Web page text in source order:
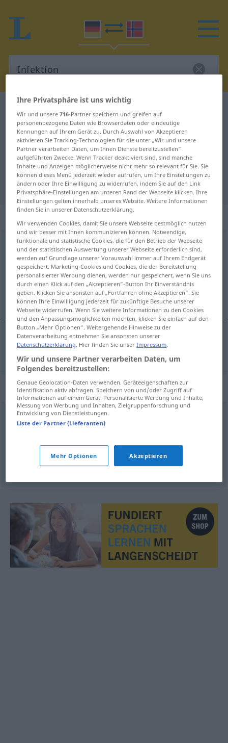
Deutsch-Norwegisch Übersetzung
für "Infektion"
"Infektion" Norwegisch
Übersetzung
: Femininum
Infektionf
Übersicht aller Übersetzungen
(Für mehr Details die Übersetzung anklicken/antippen)
infeksjon
infeksjonm Infektion
Synonyme für "Infektion"
Infektionskrankheit
Ansteckung
Ihre Privatsphäre ist uns wichtig
Wir und unsere716-Partner speichern und greifen auf
personenbezogene Daten wie Browserdaten oder eindeutige
Kennungen auf Ihrem Gerät zu. Durch Auswahl von Akzeptieren
aktivieren Sie Tracking-Technologien für die unter „Wir und unsere
Partner verarbeiten Daten, um Ihnen Dienste bereitzustellen“
aufgeführten Zwecke. Wenn Tracker deaktiviert sind, sind manche
Inhalte und Anzeigen möglicherweise nicht mehr so relevant für Sie. Sie
können dieses Menü jederzeit wieder aufrufen, um Ihre Einstellungen zu
ändern oder Ihre Einwilligung zu widerrufen, indem Sie auf den Link
Privatsphäre-Einstellungen am unteren Rand der Webseite klicken. Ihre
Einstellungen gelten innerhalb unseres Website. Weitere Informationen
finden Sie in unserer Datenschutzerklärung.
Wir verwenden Cookies, damit Sie unsere Webseite bestmöglich nutzen
und wir besser mit Ihnen kommunizieren können. Notwendige,
funktionale und statistische Cookies, die für den Betrieb der Webseite
und der statistischen Auswertung unserer Webseite erforderlich sind,
werden auf Grundlage unserer Vorauswahl immer auf Ihrem Endgerät
gespeichert. Marketing-Cookies und Cookies, die der Bereitstellung
personalisierter Werbung dienen, werden nur gespeichert, wenn Sie uns
durch einen Klick auf den „Akzeptieren“-Button Ihr Einverständnis
geben. Klicken Sie ansonsten auf „Fortfahren ohne Akzeptieren“. Sie
können Ihre Einwilligung jederzeit für zukünftige Besuche unserer
Webseite widerrufen. Wenn Sie weitere Informationen zu den Cookies
und den Anpassungsmöglichkeiten möchten, klicken Sie einfach auf den
Button „Mehr Optionen“. Weitergehende Hinweise zu der
Datenverarbeitung entnehmen Sie ansonsten unserer
Datenschutzerklärung. Hier finden Sie unserImpressum.
Wir und unsere Partner verarbeiten Daten, um
Folgendes bereitzustellen:
Genaue Geolocation-Daten verwenden. Geräteeigenschaften zur
Identifikation aktiv abfragen. Speichern von und/oder Zugriff auf
Informationen auf einem Gerät. Personalisierte Werbung und Inhalte,
Messung von Werbung und Inhalten, Zielgruppenforschung und
Entwicklung von Dienstleistungen.
Liste der Partner (Lieferanten)
Mehr Optionen Akzeptieren